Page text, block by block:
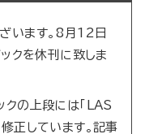
います。8月12日
クを休刊に致しま
の上段には「LAS
正しています。記事